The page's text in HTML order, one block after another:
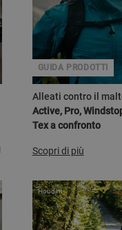
Alleati contro il
Active, Pro,
Tex a confronto
GUIDA PRODOTTI
Scopri di più
Houdini